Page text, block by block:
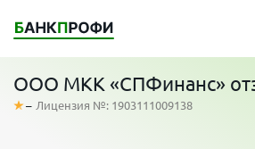
ООО МКК «СПФинанс»
– Лицензия №: 1903111009138